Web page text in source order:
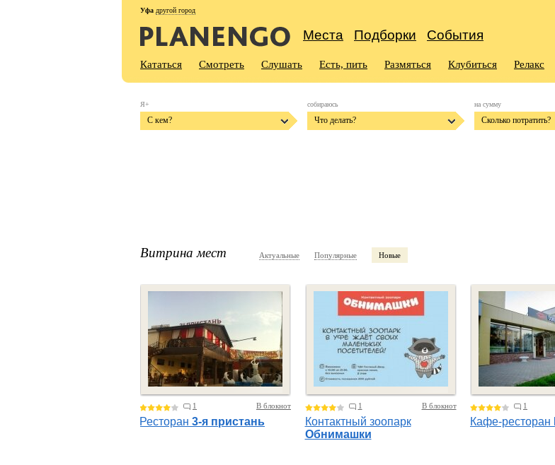
Уфа другой город
Места Подборки События
Кататься Смотреть Слушать Есть, пить Размяться Клубиться Релакс
Я+
С кем?
собираюсь
Что делать?
на сумму
Сколько потратить?
Витрина мест Актуальные Популярные Новые
В блокнот
1
Ресторан 3-я пристань
В блокнот
1
Контактный зоопарк
Обнимашки
1
Кафе-ресторан